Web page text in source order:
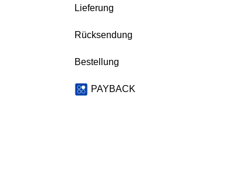
Lieferung
Rücksendung
Bestellung
PAYBACK